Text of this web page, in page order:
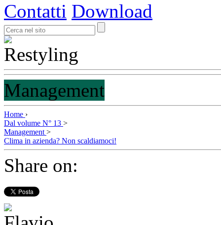
Contatti Download
Management
Home ›
Dal volume N° 13 >
Management >
Clima in azienda? Non scaldiamoci!
Share on: